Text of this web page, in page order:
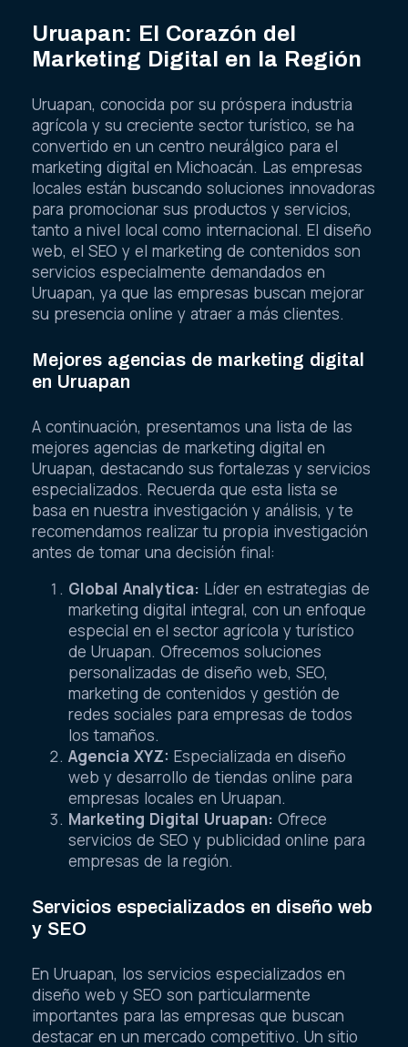
Uruapan: El Corazón del
Marketing Digital en la Región
Uruapan, conocida por su próspera industria
agrícola y su creciente sector turístico, se ha
convertido en un centro neurálgico para el
marketing digital en Michoacán. Las empresas
locales están buscando soluciones innovadoras
para promocionar sus productos y servicios,
tanto a nivel local como internacional. El diseño
web, el SEO y el marketing de contenidos son
servicios especialmente demandados en
Uruapan, ya que las empresas buscan mejorar
su presencia online y atraer a más clientes.
Mejores agencias de marketing digital
en Uruapan
A continuación, presentamos una lista de las
mejores agencias de marketing digital en
Uruapan, destacando sus fortalezas y servicios
especializados. Recuerda que esta lista se
basa en nuestra investigación y análisis, y te
recomendamos realizar tu propia investigación
antes de tomar una decisión final:
Global Analytica: Líder en estrategias de
marketing digital integral, con un enfoque
especial en el sector agrícola y turístico
de Uruapan. Ofrecemos soluciones
personalizadas de diseño web, SEO,
marketing de contenidos y gestión de
redes sociales para empresas de todos
los tamaños.
Agencia XYZ: Especializada en diseño
web y desarrollo de tiendas online para
empresas locales en Uruapan.
Marketing Digital Uruapan: Ofrece
servicios de SEO y publicidad online para
empresas de la región.
Servicios especializados en diseño web
y SEO
En Uruapan, los servicios especializados en
diseño web y SEO son particularmente
importantes para las empresas que buscan
destacar en un mercado competitivo. Un sitio